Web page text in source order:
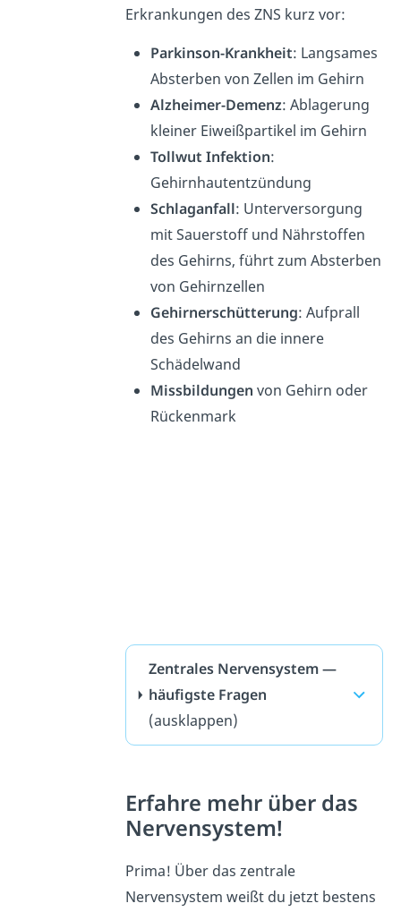
Erkrankungen des ZNS kurz vor:
Parkinson-Krankheit: Langsames
Absterben von Zellen im Gehirn
Alzheimer-Demenz: Ablagerung
kleiner Eiweißpartikel im Gehirn
Tollwut Infektion:
Gehirnhautentzündung
Schlaganfall: Unterversorgung
mit Sauerstoff und Nährstoffen
des Gehirns, führt zum Absterben
von Gehirnzellen
Gehirnerschütterung: Aufprall
des Gehirns an die innere
Schädelwand
Missbildungen von Gehirn oder
Rückenmark
Zentrales Nervensystem —
häufigste Fragen
(ausklappen)
Erfahre mehr über das
Nervensystem!
Prima! Über das zentrale
Nervensystem weißt du jetzt bestens